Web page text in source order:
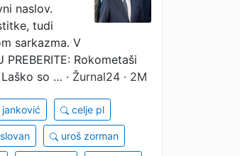
naslov.
tudi
sarkazma. V
PREBERITE: Rokometaši
so … · Žurnal24 · 2M
janković celje pl
uroš zorman